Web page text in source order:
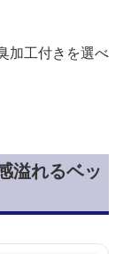
加工付きを選べ
溢れるベッ